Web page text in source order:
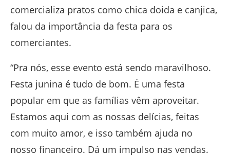
comercializa pratos como chica doida e canjica,
falou da importância da festa para os
comerciantes.
“Pra nós, esse evento está sendo maravilhoso.
Festa junina é tudo de bom. É uma festa
popular em que as famílias vêm aproveitar.
Estamos aqui com as nossas delícias, feitas
com muito amor, e isso também ajuda no
nosso financeiro. Dá um impulso nas vendas.